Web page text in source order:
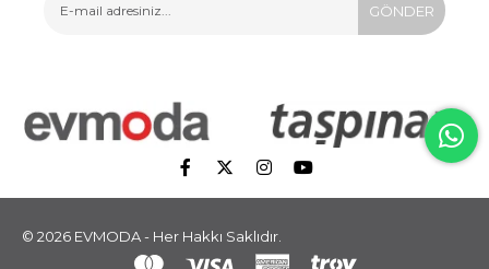
GÖNDER
© 2026 EVMODA - Her Hakkı Saklıdır.